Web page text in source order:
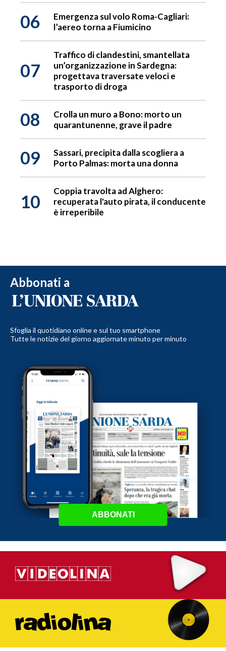
06
Emergenza sul volo Roma-Cagliari:
l’aereo torna a Fiumicino
07
Traffico di clandestini, smantellata
un’organizzazione in Sardegna:
progettava traversate veloci e
trasporto di droga
08
Crolla un muro a Bono: morto un
quarantunenne, grave il padre
09
Sassari, precipita dalla scogliera a
Porto Palmas: morta una donna
10
Coppia travolta ad Alghero:
recuperata l'auto pirata, il conducente
è irreperibile
Abbonati a
Sfoglia il quotidiano online e sul tuo smartphone
Tutte le notizie del giorno aggiornate minuto per minuto
ABBONATI